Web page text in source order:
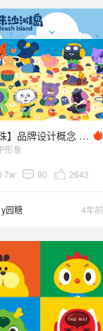
【珍珠】品牌设计概念 × 苹果TODAY AT APPLE 分享会
形象
90 2643
y园糖 4年前